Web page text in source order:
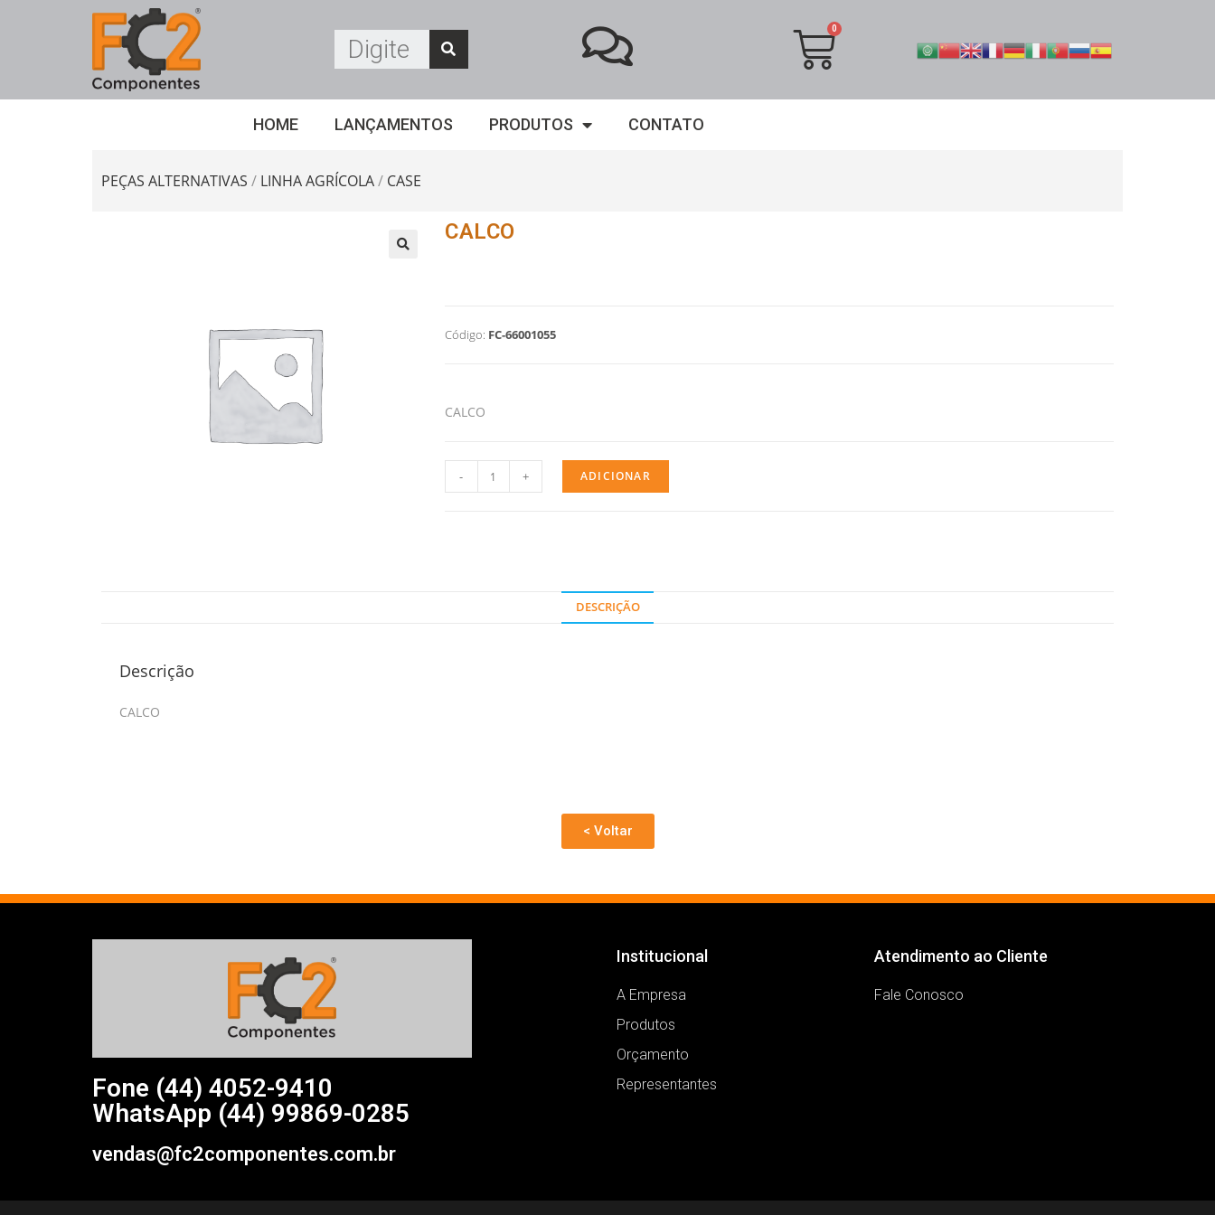
HOME LANÇAMENTOS PRODUTOS CONTATO
PEÇAS ALTERNATIVAS / LINHA AGRÍCOLA/ CASE
CALCO
Código: FC-66001055
CALCO
- + ADICIONAR
DESCRIÇÃO
Descrição
CALCO
< Voltar
Fone (44) 4052-9410
WhatsApp (44) 99869-0285
vendas@fc2componentes.com.br
Institucional
A Empresa
Produtos
Orçamento
Representantes
Atendimento ao Cliente
Fale Conosco